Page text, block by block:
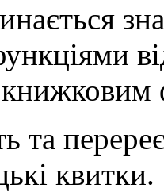
та
квитки.